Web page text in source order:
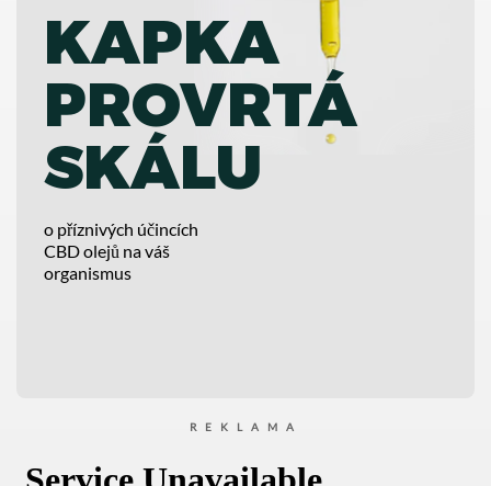
KAPKA
PROVRTÁ
SKÁLU
o příznivých účincích
CBD olejů na váš
organismus
REKLAMA